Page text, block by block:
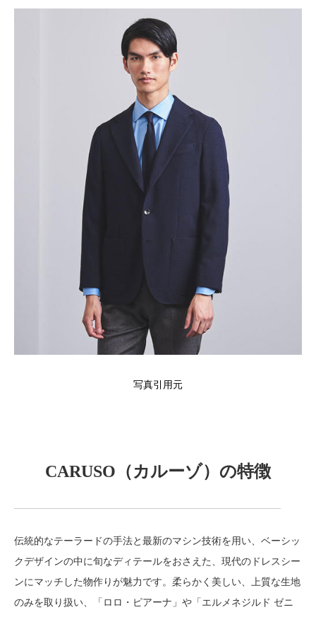
写真引用元
CARUSO（カルーゾ）の特徴
伝統的なテーラードの手法と最新のマシン技術を用い、ベーシッ
クデザインの中に旬なディテールをおさえた、現代のドレスシー
ンにマッチした物作りが魅力です。柔らかく美しい、上質な生地
のみを取り扱い、「ロロ・ピアーナ」や「エルメネジルド ゼニ